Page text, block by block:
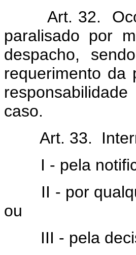
Art. 32.
paralisado por
despacho,
requerimento da
caso.
Art. 33.
I - pela
II - por
ou
III - pela